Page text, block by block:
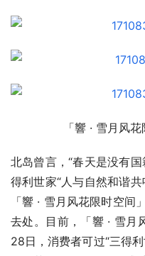
「響 · 雪月风
北岛曾言，“春天是没有
得利世家“人与自然和谐共
「響 · 雪月风花限时空
去处。目前，「響 · 雪月
28日，消费者可过“三得